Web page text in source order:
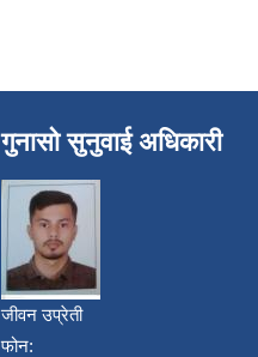
गुनासो सुनुवाई अधिकारी
जीवन उप्रेती
फोन: